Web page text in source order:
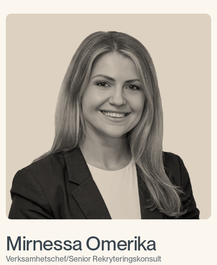
Mirnessa Omerika
Verksamhetschef/Senior Rekryteringskonsult